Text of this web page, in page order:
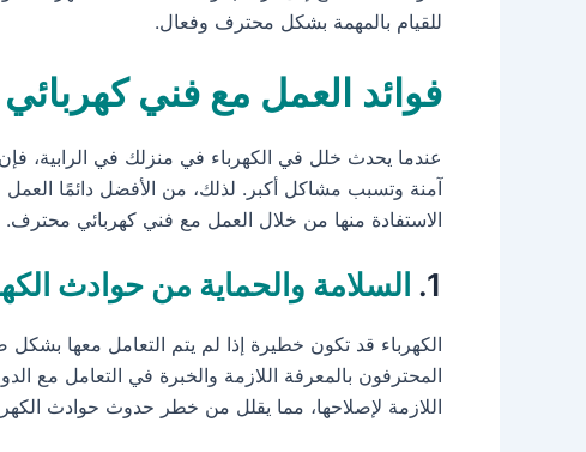
للقيام بالمهمة بشكل محترف وفعال.
فوائد العمل مع فني
عندما يحدث خلل في الكهرباء في منزلك في الرابية،
آمنة وتسبب مشاكل أكبر. لذلك، من الأفضل دائمًا
الاستفادة منها من خلال العمل مع فني كهربائي محترف.
1. السلامة والحماية من حوادث
الكهرباء قد تكون خطيرة إذا لم يتم التعامل معها
المحترفون بالمعرفة اللازمة والخبرة في التعامل مع
اللازمة لإصلاحها، مما يقلل من خطر حدوث حوادث